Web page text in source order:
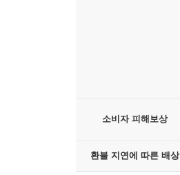
소비자 피해보상
환불 지연에 따른 배상